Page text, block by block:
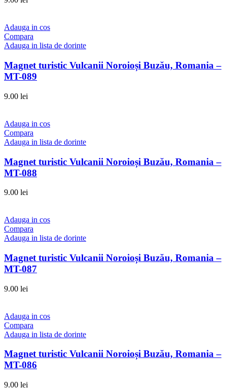
Adauga in cos
Compara
Adauga in lista de dorinte
Magnet turistic Vulcanii Noroioși Buzău, Romania –
MT-089
9.00 lei
Adauga in cos
Compara
Adauga in lista de dorinte
Magnet turistic Vulcanii Noroioși Buzău, Romania –
MT-088
9.00 lei
Adauga in cos
Compara
Adauga in lista de dorinte
Magnet turistic Vulcanii Noroioși Buzău, Romania –
MT-087
9.00 lei
Adauga in cos
Compara
Adauga in lista de dorinte
Magnet turistic Vulcanii Noroioși Buzău, Romania –
MT-086
9.00 lei